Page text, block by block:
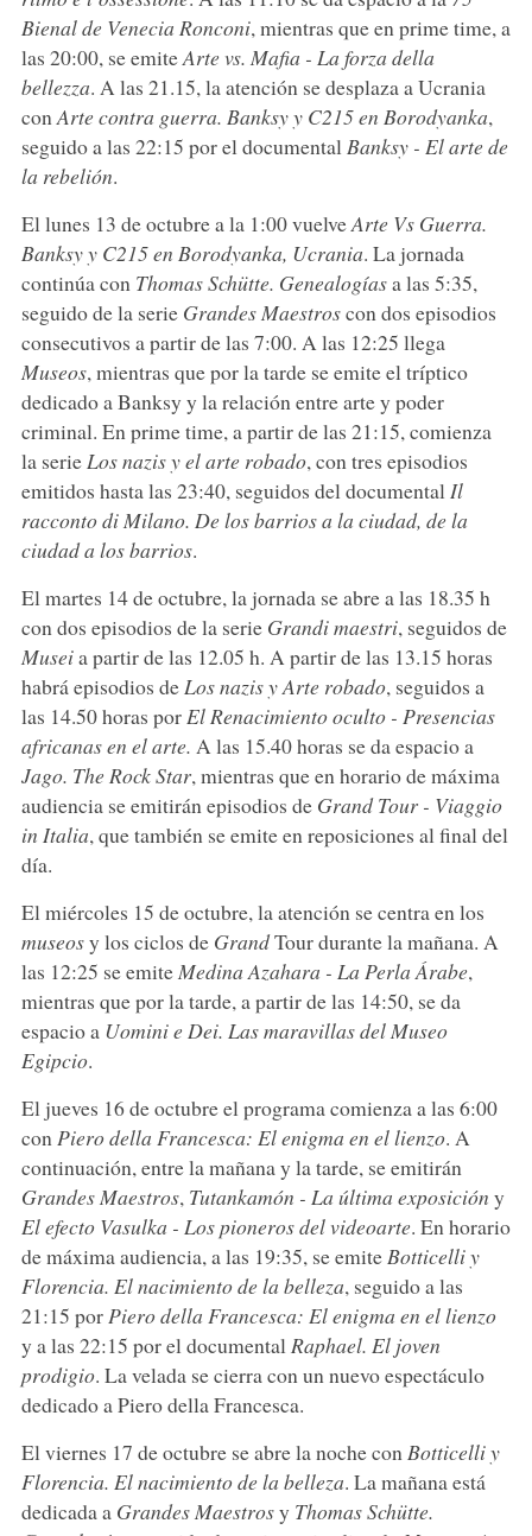
Bienal de Venecia Ronconi, mientras que en prime time, a
las 20:00, se emiteArte vs. Mafia - La forza della
bellezza. A las 21.15, la atención se desplaza a Ucrania
con Arte contra guerra. Banksy y C215 en Borodyanka,
seguido a las 22:15 por el documental Banksy - El arte de
la rebelión.
El lunes 13 de octubre a la 1:00 vuelveArte Vs Guerra.
Banksy y C215 en Borodyanka, Ucrania. La jornada
continúa con Thomas Schütte. Genealogíasa las 5:35,
seguido de la serie Grandes Maestroscon dos episodios
consecutivos a partir de las 7:00. A las 12:25 llega
Museos, mientras que por la tarde se emite el tríptico
dedicado a Banksy y la relación entre arte y poder
criminal. En prime time, a partir de las 21:15, comienza
la serie Los nazis y el arte robado, con tres episodios
emitidos hasta las 23:40, seguidos del documental Il
racconto di Milano. De los barrios a la ciudad, de la
ciudad a los barrios.
El martes 14 de octubre, la jornada se abre a las 18.35 h
con dos episodios de la serie Grandi maestri, seguidos de
Museia partir de las 12.05 h. A partir de las 13.15 horas
habrá episodios de Los nazis y Arte robado, seguidos a
las 14.50 horas por El Renacimiento oculto - Presencias
africanas en el arte. A las 15.40 horas se da espacio a
Jago. The Rock Star, mientras que en horario de máxima
audiencia se emitirán episodios de Grand Tour - Viaggio
in Italia, que también se emite en reposiciones al final del
día.
El miércoles 15 de octubre, la atención se centra en los
museosy los ciclos de GrandTour durante la mañana. A
las 12:25 se emite Medina Azahara - La Perla Árabe,
mientras que por la tarde, a partir de las 14:50, se da
espacio a Uomini e Dei. Las maravillas del Museo
Egipcio.
El jueves 16 de octubre el programa comienza a las 6:00
con Piero della Francesca: El enigma en el lienzo. A
continuación, entre la mañana y la tarde, se emitirán
Grandes Maestros, Tutankamón - La última exposición y
El efecto Vasulka - Los pioneros del videoarte. En horario
de máxima audiencia, a las 19:35, se emite Botticelli y
Florencia. El nacimiento de la belleza, seguido a las
21:15 por Piero della Francesca: El enigma en el lienzo
y a las 22:15 por el documental Raphael. El joven
prodigio. La velada se cierra con un nuevo espectáculo
dedicado a Piero della Francesca.
El viernes 17 de octubre se abre la noche con Botticelli y
Florencia. El nacimiento de la belleza. La mañana está
dedicada a Grandes Maestrosy Thomas Schütte.